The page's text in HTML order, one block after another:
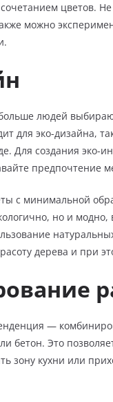
цветов.
можно
людей
для эко-дизайна,
Для создания эко-
предпочтение
с минимальной
но и
дерева и при
—
бетон. Это
зону кухни или